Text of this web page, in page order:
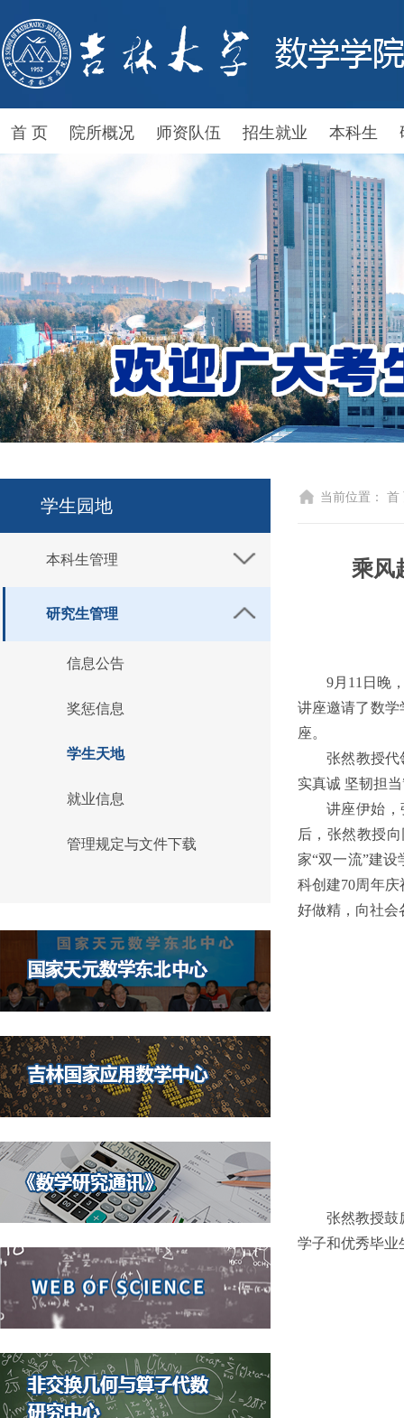
首 页 院所概况 师资队伍 招生就业 本科生
学生园地
本科生管理
研究生管理
信息公告
奖惩信息
学生天地
就业信息
管理规定与文件下载
当前位置： 首
乘风
9月11日晚
讲座邀请了数学
座。
张然教授代
实真诚 坚韧担
讲座伊始
后，张然教授
家“双一流”建
科创建70周年
好做精，向社会
张然教授鼓
学子和优秀毕业